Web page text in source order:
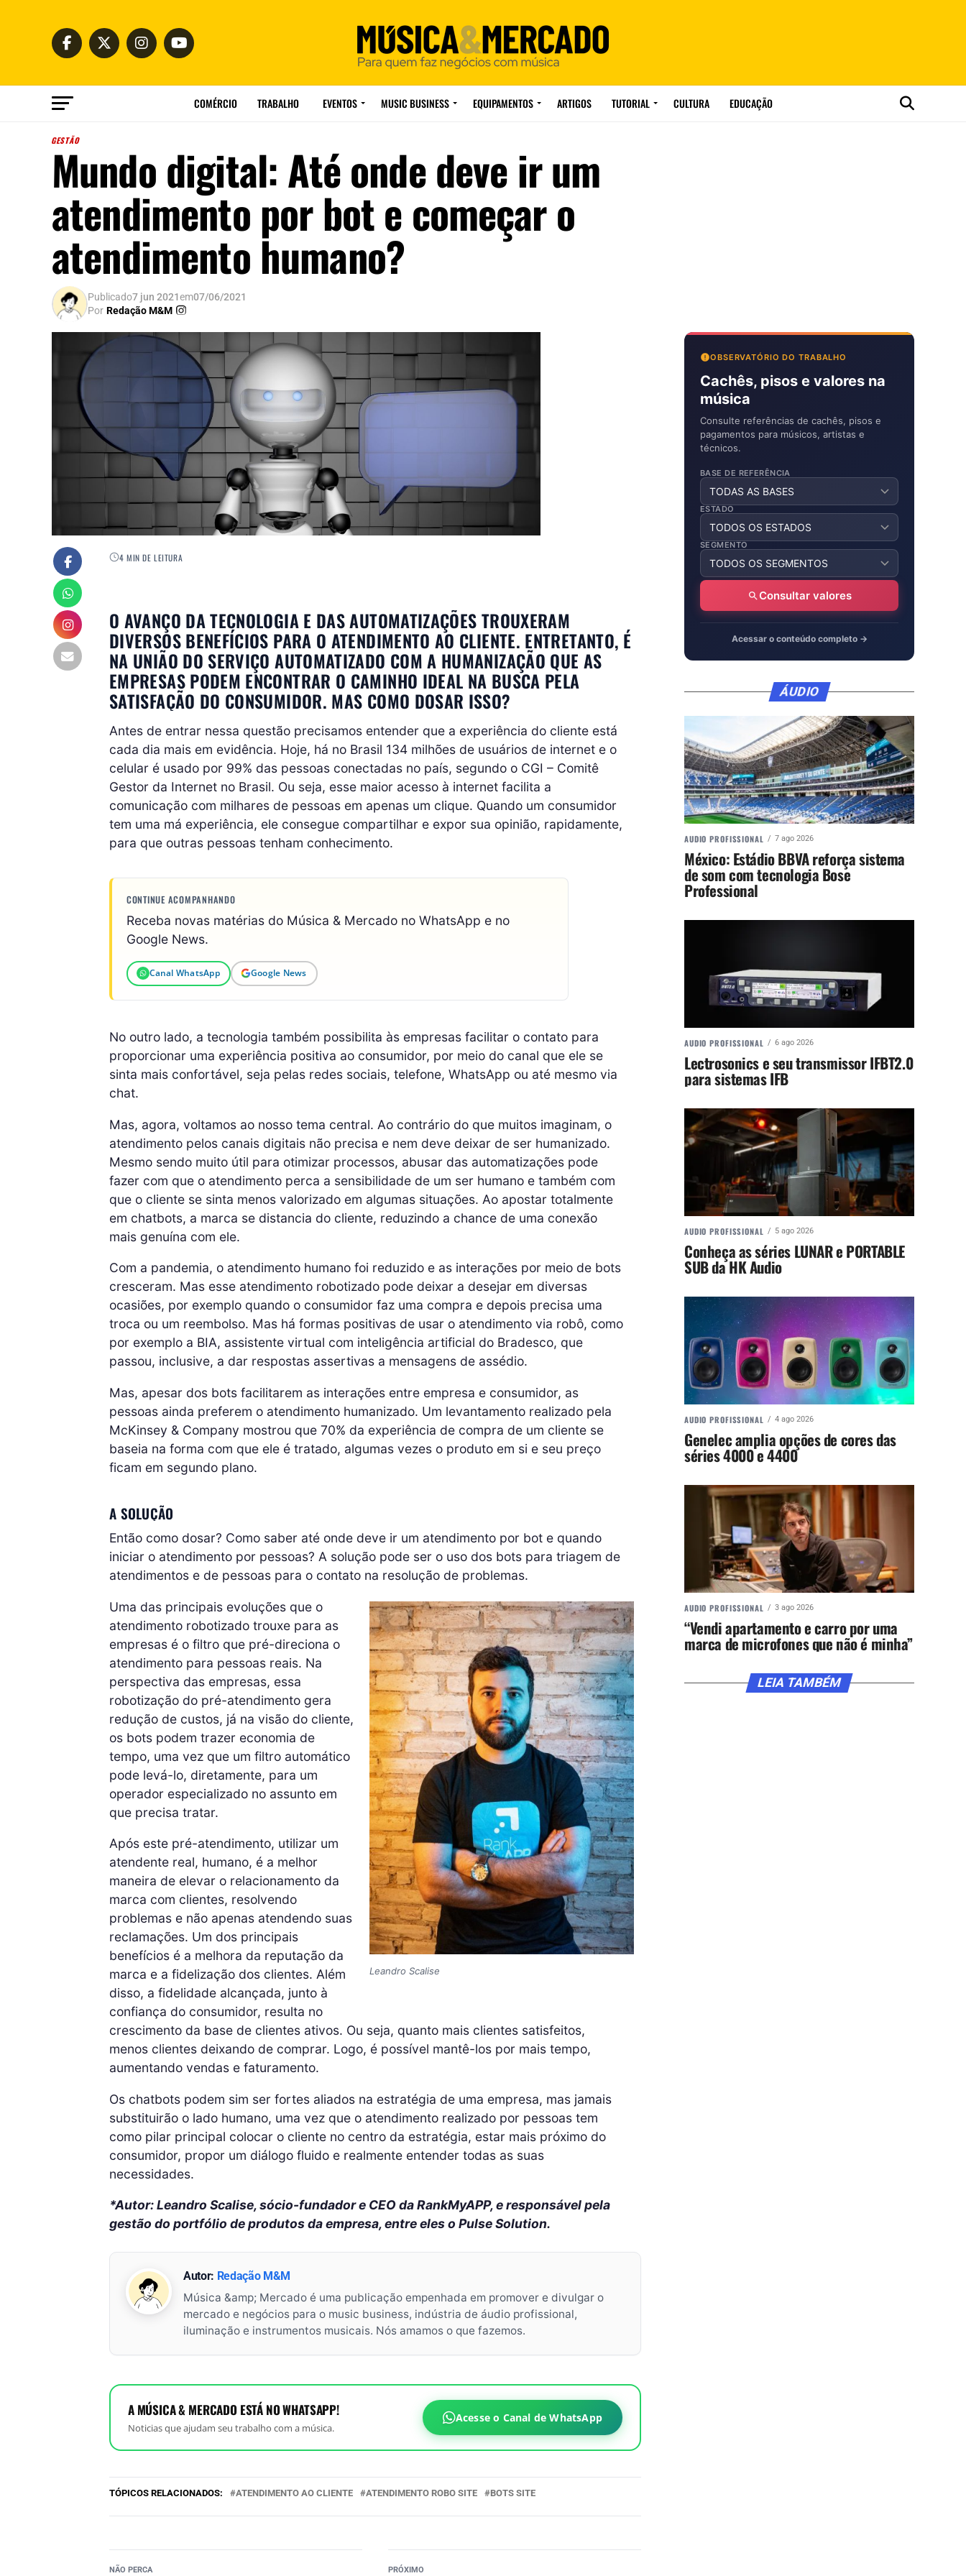
COMÉRCIO TRABALHO EVENTOS MUSIC BUSINESS EQUIPAMENTOS ARTIGOS TUTORIAL CULTURA EDUCAÇÃO
GESTÃO
Mundo digital: Até onde deve ir um
atendimento por bot e começar o
atendimento humano?
Publicado7 jun 2021em07/06/2021
Por Redação M&M
4 MIN DE LEITURA
O AVANÇO DA TECNOLOGIA E DAS AUTOMATIZAÇÕES TROUXERAM
DIVERSOS BENEFÍCIOS PARA O ATENDIMENTO AO CLIENTE. ENTRETANTO, É
NA UNIÃO DO SERVIÇO AUTOMATIZADO COM A HUMANIZAÇÃO QUE AS
EMPRESAS PODEM ENCONTRAR O CAMINHO IDEAL NA BUSCA PELA
SATISFAÇÃO DO CONSUMIDOR. MAS COMO DOSAR ISSO?
Antes de entrar nessa questão precisamos entender que a experiência do cliente está
cada dia mais em evidência. Hoje, há no Brasil 134 milhões de usuários de internet e o
celular é usado por 99% das pessoas conectadas no país, segundo o CGI – Comitê
Gestor da Internet no Brasil. Ou seja, esse maior acesso à internet facilita a
comunicação com milhares de pessoas em apenas um clique. Quando um consumidor
tem uma má experiência, ele consegue compartilhar e expor sua opinião, rapidamente,
para que outras pessoas tenham conhecimento.
CONTINUE ACOMPANHANDO
Receba novas matérias do Música & Mercado no WhatsApp e no
Google News.
Canal WhatsApp Google News
No outro lado, a tecnologia também possibilita às empresas facilitar o contato para
proporcionar uma experiência positiva ao consumidor, por meio do canal que ele se
sinta mais confortável, seja pelas redes sociais, telefone, WhatsApp ou até mesmo via
chat.
Mas, agora, voltamos ao nosso tema central. Ao contrário do que muitos imaginam, o
atendimento pelos canais digitais não precisa e nem deve deixar de ser humanizado.
Mesmo sendo muito útil para otimizar processos, abusar das automatizações pode
fazer com que o atendimento perca a sensibilidade de um ser humano e também com
que o cliente se sinta menos valorizado em algumas situações. Ao apostar totalmente
em chatbots, a marca se distancia do cliente, reduzindo a chance de uma conexão
mais genuína com ele.
Com a pandemia, o atendimento humano foi reduzido e as interações por meio de bots
cresceram. Mas esse atendimento robotizado pode deixar a desejar em diversas
ocasiões, por exemplo quando o consumidor faz uma compra e depois precisa uma
troca ou um reembolso. Mas há formas positivas de usar o atendimento via robô, como
por exemplo a BIA, assistente virtual com inteligência artificial do Bradesco, que
passou, inclusive, a dar respostas assertivas a mensagens de assédio.
Mas, apesar dos bots facilitarem as interações entre empresa e consumidor, as
pessoas ainda preferem o atendimento humanizado. Um levantamento realizado pela
McKinsey & Company mostrou que 70% da experiência de compra de um cliente se
baseia na forma com que ele é tratado, algumas vezes o produto em si e seu preço
ficam em segundo plano.
A SOLUÇÃO
Então como dosar? Como saber até onde deve ir um atendimento por bot e quando
iniciar o atendimento por pessoas? A solução pode ser o uso dos bots para triagem de
atendimentos e de pessoas para o contato na resolução de problemas.
Leandro Scalise
Uma das principais evoluções que o
atendimento robotizado trouxe para as
empresas é o filtro que pré-direciona o
atendimento para pessoas reais. Na
perspectiva das empresas, essa
robotização do pré-atendimento gera
redução de custos, já na visão do cliente,
os bots podem trazer economia de
tempo, uma vez que um filtro automático
pode levá-lo, diretamente, para um
operador especializado no assunto em
que precisa tratar.
Após este pré-atendimento, utilizar um
atendente real, humano, é a melhor
maneira de elevar o relacionamento da
marca com clientes, resolvendo
problemas e não apenas atendendo suas
reclamações. Um dos principais
benefícios é a melhora da reputação da
marca e a fidelização dos clientes. Além
disso, a fidelidade alcançada, junto à
confiança do consumidor, resulta no
crescimento da base de clientes ativos. Ou seja, quanto mais clientes satisfeitos,
menos clientes deixando de comprar. Logo, é possível mantê-los por mais tempo,
aumentando vendas e faturamento.
Os chatbots podem sim ser fortes aliados na estratégia de uma empresa, mas jamais
substituirão o lado humano, uma vez que o atendimento realizado por pessoas tem
como pilar principal colocar o cliente no centro da estratégia, estar mais próximo do
consumidor, propor um diálogo fluido e realmente entender todas as suas
necessidades.
*Autor: Leandro Scalise, sócio-fundador e CEO da RankMyAPP, e responsável pela
gestão do portfólio de produtos da empresa, entre eles o Pulse Solution.
Autor: Redação M&M
Música &amp; Mercado é uma publicação empenhada em promover e divulgar o
mercado e negócios para o music business, indústria de áudio profissional,
iluminação e instrumentos musicais. Nós amamos o que fazemos.
A MÚSICA & MERCADO ESTÁ NO WHATSAPP!
Noticias que ajudam seu trabalho com a música.
Acesse o Canal de WhatsApp
TÓPICOS RELACIONADOS: ATENDIMENTO AO CLIENTE ATENDIMENTO ROBO SITE BOTS SITE
PRÓXIMO
NÃO PERCA
OBSERVATÓRIO DO TRABALHO
Cachês, pisos e valores na
música
Consulte referências de cachês, pisos e
pagamentos para músicos, artistas e
técnicos.
BASE DE REFERÊNCIA
ESTADO
SEGMENTO
Consultar valores
Acessar o conteúdo completo →
ÁUDIO
AUDIO PROFISSIONAL 7 ago 2026
México: Estádio BBVA reforça sistema
de som com tecnologia Bose
Professional
AUDIO PROFISSIONAL 6 ago 2026
Lectrosonics e seu transmissor IFBT2.0
para sistemas IFB
AUDIO PROFISSIONAL 5 ago 2026
Conheça as séries LUNAR e PORTABLE
SUB da HK Audio
AUDIO PROFISSIONAL 4 ago 2026
Genelec amplia opções de cores das
séries 4000 e 4400
AUDIO PROFISSIONAL 3 ago 2026
“Vendi apartamento e carro por uma
marca de microfones que não é minha”
LEIA TAMBÉM